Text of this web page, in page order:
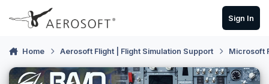
Skip to content
Sign In
Home Aerosoft Flight | Flight Simulation Support Microsoft